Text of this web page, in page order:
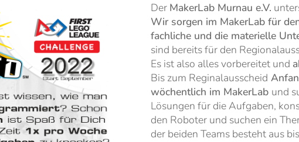
Der MakerLab Murnau e.V.
Wir sorgen im MakerLab für
fachliche und die materielle
sind bereits für den
Es ist also alles vorbereitet und
Bis zum Reginalausscheid
wöchentlich im MakerLab und
Lösungen für die Aufgaben,
den Roboter und suchen ein
der beiden Teams besteht aus